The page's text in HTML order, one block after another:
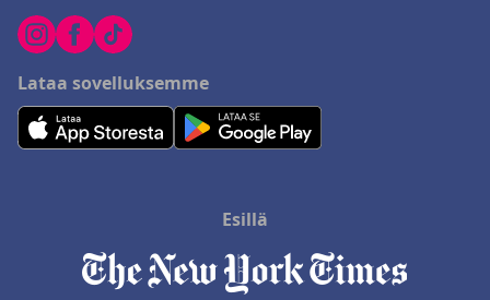
Lataa sovelluksemme
Esillä